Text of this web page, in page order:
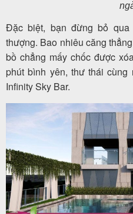
Đặc biệt, bạn đừng bỏ qua
thượng. Bao nhiêu căng
bồ chẳng mấy chốc được
phút bình yên, thư thái
Infinity Sky Bar.